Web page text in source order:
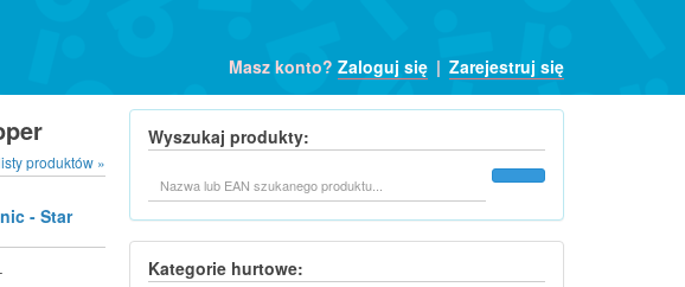
Masz konto? Zaloguj się | Zarejestruj się
produktów »
- Star
Wyszukaj produkty:
Kategorie hurtowe: